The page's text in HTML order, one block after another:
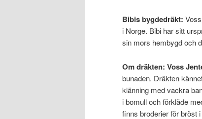
Bibis bygdedräkt:
i Norge. Bibi har sitt
sin mors hembygd och
Om dräkten: Voss
bunaden. Dräkten
klänning med vackra
i bomull och förkläde
finns broderier för bröst